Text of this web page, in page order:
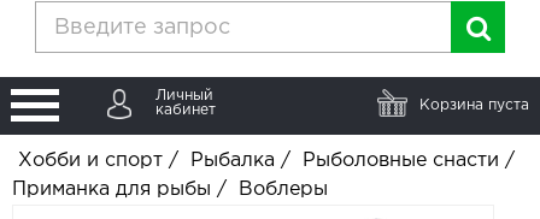
Личный
кабинет
Корзина пуста
Хобби и спорт / Рыбалка / Рыболовные снасти /
Приманка для рыбы / Воблеры